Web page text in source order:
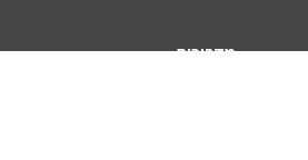
מדריכים